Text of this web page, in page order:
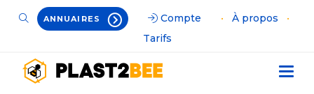
ANNUAIRES Compte • À propos
•
Tarifs